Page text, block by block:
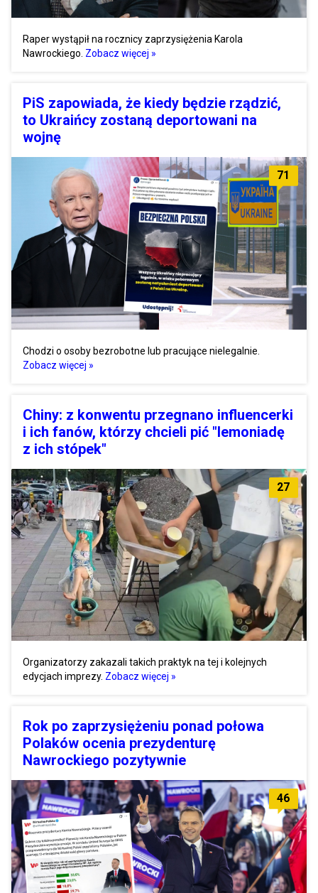
Raper wystąpił na rocznicy zaprzysiężenia Karola
Nawrockiego. Zobacz więcej »
PiS zapowiada, że kiedy będzie rządzić,
to Ukraińcy zostaną deportowani na
wojnę
71
Chodzi o osoby bezrobotne lub pracujące nielegalnie.
Zobacz więcej »
Chiny: z konwentu przegnano influencerki
i ich fanów, którzy chcieli pić "lemoniadę
z ich stópek"
27
Organizatorzy zakazali takich praktyk na tej i kolejnych
edycjach imprezy. Zobacz więcej »
Rok po zaprzysiężeniu ponad połowa
Polaków ocenia prezydenturę
Nawrockiego pozytywnie
46